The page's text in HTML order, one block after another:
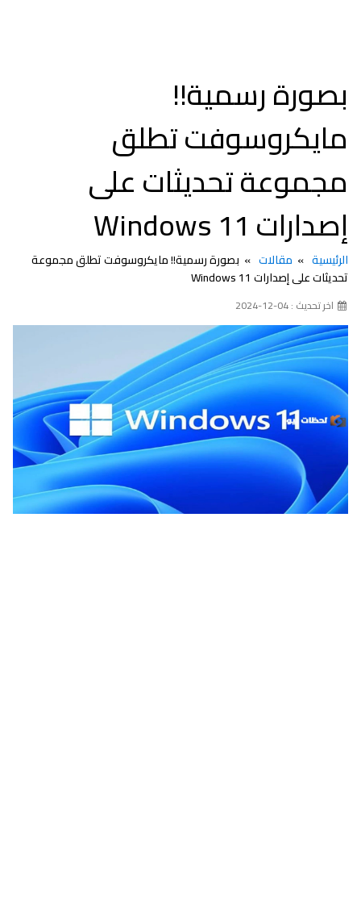
بصورة رسمية!!
مايكروسوفت تطلق
مجموعة تحديثات على
إصدارات Windows 11
الرئيسية مقالات
بصورة رسمية!! مايكروسوفت تطلق مجموعة
تحديثات على إصدارات Windows 11
اخر تحديث : 04-12-2024